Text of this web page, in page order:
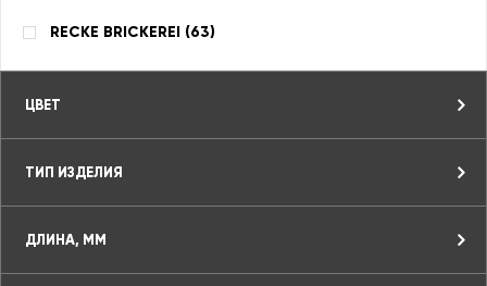
RECKE BRICKEREI (63)
ЦВЕТ
ТИП ИЗДЕЛИЯ
ДЛИНА, ММ